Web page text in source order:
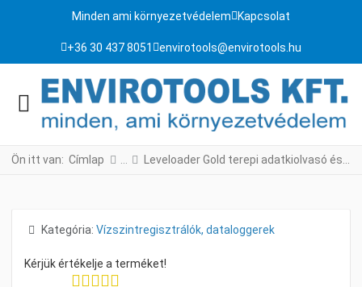
Minden ami környezetvédelem Kapcsolat
+36 30 437 8051 envirotools@envirotools.hu
Ön itt van: Címlap Leveloader Gold terepi adatkiolvasó és konfigurációs egység
Részletek
Kategória: Vízszintregisztrálók, dataloggerek